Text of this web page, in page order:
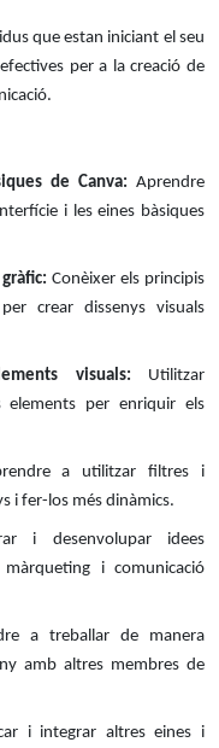
que estan iniciant el seu
per a la creació de
de Canva: Aprendre
i les eines bàsiques
Conèixer els principis
crear dissenys visuals
visuals: Utilitzar
elements per enriquir els
a utilitzar filtres i
i fer-los més dinàmics.
i desenvolupar idees
i comunicació
a treballar de manera
amb altres membres de
i integrar altres eines i